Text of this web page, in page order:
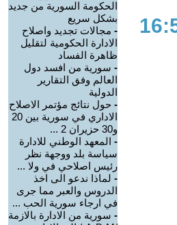
العدد: 7055 - 2021 / 10 / 23 - 16:5
الحكومة السورية من جديد
بشكل سريع
- مجالات تجديد واصلاح
الادارة الحكومية لتقليل
ظاهرة الفساد
- سورية من افسد دول
العالم وفق التقارير
الدولية
- حول نتائج مؤتمر الاصلاح
الاداري في سورية بين 20
و30 حزيران 2 ...
- المعهد الوطني للادارة
سياسة بلد ووجهة نظر
رئيس اصلاحي في ولا ...
- لماذا ندعو الى اخذ
الدروس والعبر مما جرى
في ارجاء سورية الحب ...
- سورية من الادارة بالازمة